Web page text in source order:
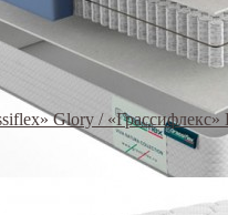
Glory / «Грассифлекс»